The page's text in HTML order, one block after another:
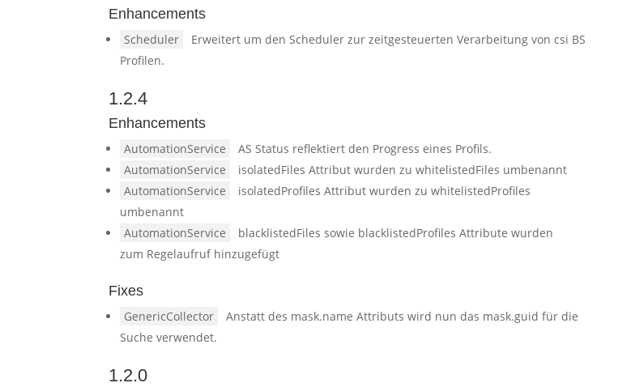
Enhancements
Scheduler
Erweitert um den Scheduler zur zeitgesteuerten Verarbeitung von csi BS
Profilen.
1.2.4
Enhancements
AutomationService
AS Status reflektiert den Progress eines Profils.
AutomationService
isolatedFiles Attribut wurden zu whitelistedFiles umbenannt
AutomationService
isolatedProfiles Attribut wurden zu whitelistedProfiles
umbenannt
AutomationService
blacklistedFiles sowie blacklistedProfiles Attribute wurden
zum Regelaufruf hinzugefügt
Fixes
GenericCollector
Anstatt des mask.name Attributs wird nun das mask.guid für die
Suche verwendet.
1.2.0